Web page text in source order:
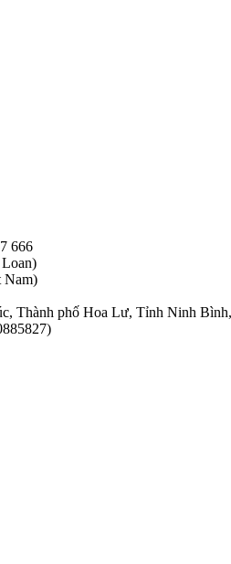
666
Nam)
Thành phố Hoa Lư, Tỉnh Ninh